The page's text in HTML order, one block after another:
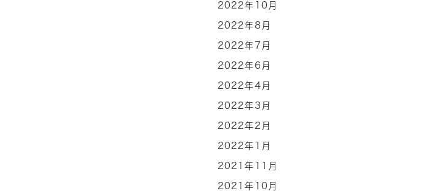
2022年10月
2022年8月
2022年7月
2022年6月
2022年4月
2022年3月
2022年2月
2022年1月
2021年11月
2021年10月